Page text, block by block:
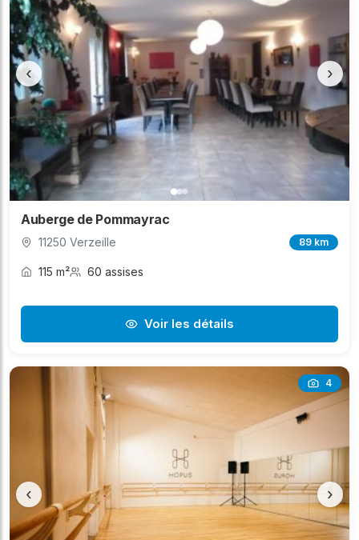
‹ ›
Auberge de Pommayrac
11250 Verzeille 89 km
115 m² 60 assises
Voir les détails
4
‹ ›